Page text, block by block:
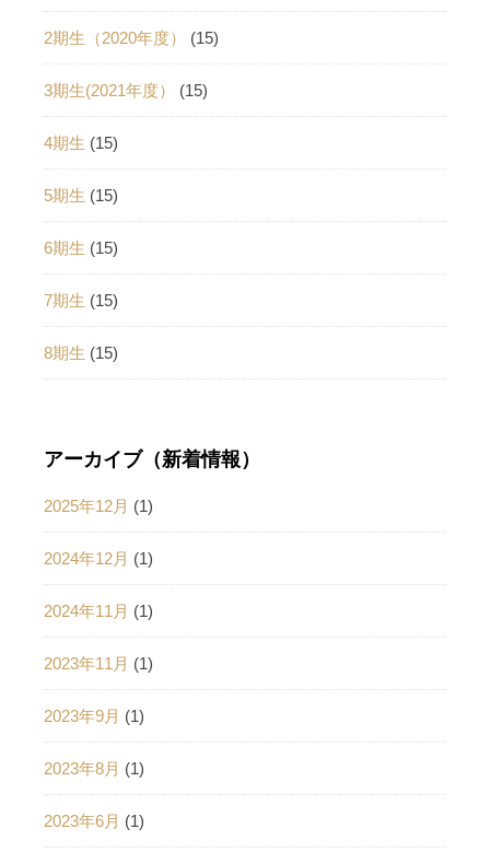
2期生（2020年度） (15)
3期生(2021年度） (15)
4期生 (15)
5期生 (15)
6期生 (15)
7期生 (15)
8期生 (15)
アーカイブ（新着情報）
2025年12月 (1)
2024年12月 (1)
2024年11月 (1)
2023年11月 (1)
2023年9月 (1)
2023年8月 (1)
2023年6月 (1)